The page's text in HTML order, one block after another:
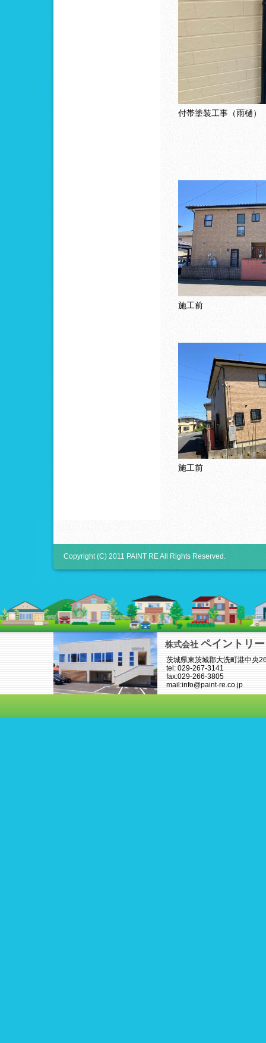
付帯塗装工事（雨樋）
施工前
施工前
Copyright (C) 2011 PAINT RE All Rights Reserved.
株式会社 ペイントリー
茨城県東茨城郡大洗町港中央
tel: 029-267-3141
fax:029-266-3805
mail:info@paint-re.co.jp